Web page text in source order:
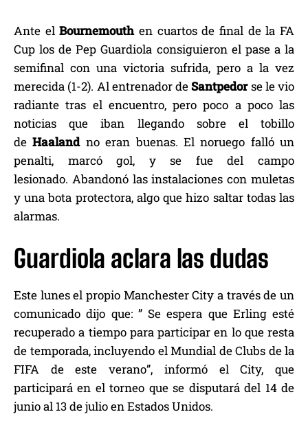
Ante elBournemouthen cuartos de final de la FA
Cup los de Pep Guardiola consiguieron el pase a la
semifinal con una victoria sufrida, pero a la vez
merecida (1-2). Al entrenador deSantpedorse le vio
radiante tras el encuentro, pero poco a poco las
noticias que iban llegando sobre el tobillo
deHaalandno eran buenas. El noruego falló un
penalti, marcó gol, y se fue del campo
lesionado. Abandonó las instalaciones con muletas
y una bota protectora, algo que hizo saltar todas las
alarmas.
Guardiola aclara las dudas
Este lunes el propio Manchester City a través de un
comunicado dijo que: ” Se espera que Erling esté
recuperado a tiempo para participar en lo que resta
de temporada, incluyendo el Mundial de Clubs de la
FIFA de este verano”, informó el City, que
participará en el torneo que se disputará del 14 de
junio al 13 de julio en Estados Unidos.